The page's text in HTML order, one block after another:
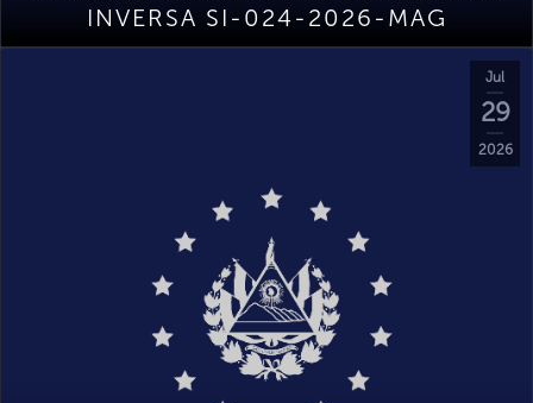
INVERSA SI-024-2026-MAG
Jul
29
2026